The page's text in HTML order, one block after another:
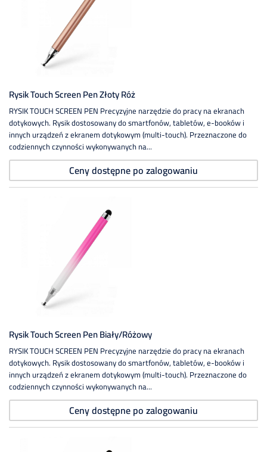
Rysik Touch Screen Pen Złoty Róż
RYSIK TOUCH SCREEN PEN Precyzyjne narzędzie do pracy na ekranach
dotykowych. Rysik dostosowany do smartfonów, tabletów, e-booków i
innych urządzeń z ekranem dotykowym (multi-touch). Przeznaczone do
codziennych czynności wykonywanych na...
Ceny dostępne po zalogowaniu
Rysik Touch Screen Pen Biały/różowy
RYSIK TOUCH SCREEN PEN Precyzyjne narzędzie do pracy na ekranach
dotykowych. Rysik dostosowany do smartfonów, tabletów, e-booków i
innych urządzeń z ekranem dotykowym (multi-touch). Przeznaczone do
codziennych czynności wykonywanych na...
Ceny dostępne po zalogowaniu